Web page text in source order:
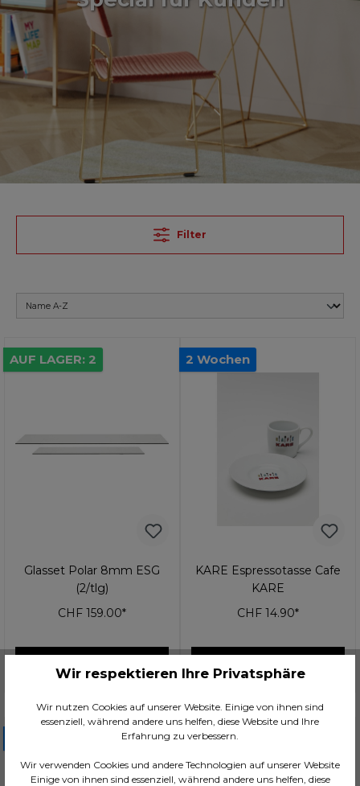
Filter
AUF LAGER: 2
Glasset Polar 8mm ESG
(2/tlg)
CHF 159.00*
2 Wochen
KARE Espressotasse Cafe
KARE
CHF 14.90*
AUF LAGER: 3
Wir respektieren Ihre Privatsphäre
Wir nutzen Cookies auf unserer Website. Einige von ihnen sind
essenziell, während andere uns helfen, diese Website und Ihre
Erfahrung zu verbessern.
Wir verwenden Cookies und andere Technologien auf unserer Website
Einige von ihnen sind essenziell, während andere uns helfen, diese